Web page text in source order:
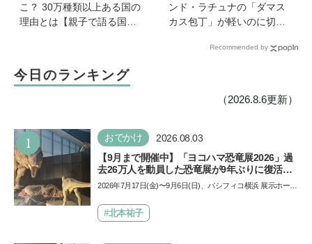
こ？ 30万種類以上ある国の
理由とは【親子で語る国際
ンド・ラチュナの「ダマス
カス包丁」が軽いのに切れ
スから卒業【プレゼントあ
Recommended by
今日のランキング
（2026.8.6更新）
1 おでかけ 2026.08.03
【9月まで開催中】「ヨコハマ恐竜展2026」過
去26万人を動員した恐竜展が9年ぶりに復活！
夏休みのおでかけで楽しむポイントを完全ガイ
2026年7月17日(金)〜9月6日(日)、パシフィコ横浜 展示ホール
催…#北本祐子